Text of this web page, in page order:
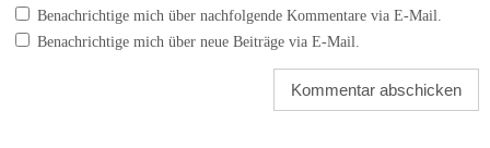
Benachrichtige mich über nachfolgende Kommentare via E-Mail.
Benachrichtige mich über neue Beiträge via E-Mail.